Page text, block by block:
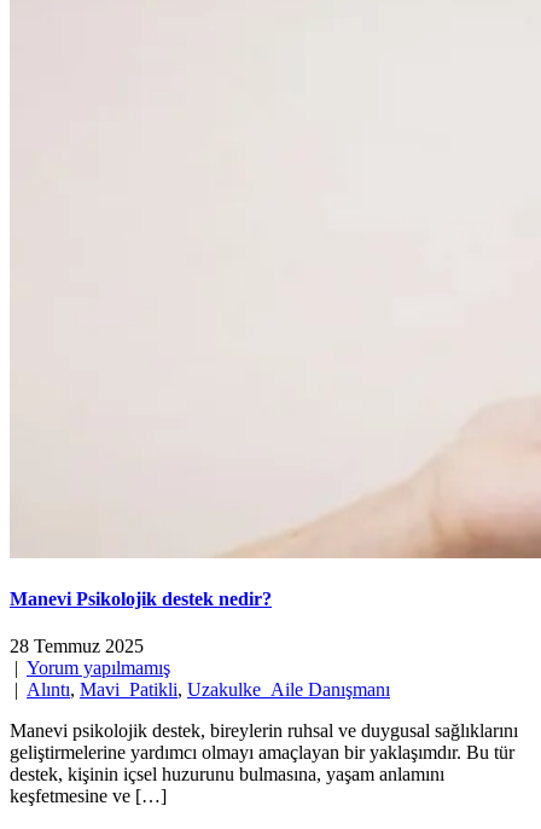
Manevi Psikolojik destek nedir?
28 Temmuz 2025
| Yorum yapılmamış
| Alıntı, Mavi_Patikli, Uzakulke_Aile Danışmanı
Manevi psikolojik destek, bireylerin ruhsal ve duygusal sağlıklarını
geliştirmelerine yardımcı olmayı amaçlayan bir yaklaşımdır. Bu tür
destek, kişinin içsel huzurunu bulmasına, yaşam anlamını
keşfetmesine ve […]